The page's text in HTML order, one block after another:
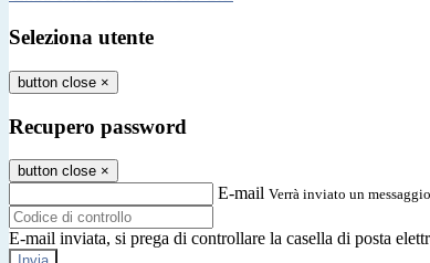
Seleziona utente
button close ×
Recupero password
button close ×
E-mail Verrà inviato un
E-mail inviata, si prega di controllare la casella di posta